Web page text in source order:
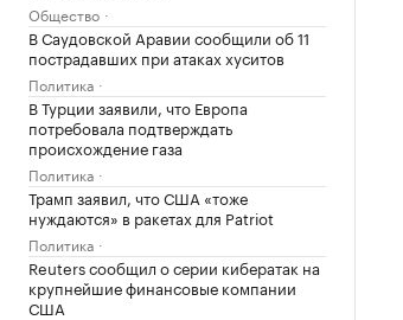
Общество
В Саудовской Аравии сообщили об 11
пострадавших при атаках хуситов
Политика
В Турции заявили, что Европа
потребовала подтверждать
происхождение газа
Политика
Трамп заявил, что США «тоже
нуждаются» в ракетах для Patriot
Политика
Reuters сообщил о серии кибератак на
крупнейшие финансовые компании
США